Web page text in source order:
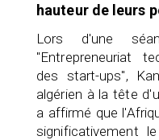
hauteur de leurs
Lors d'une
"Entrepreneuriat
des start-ups",
algérien à la tête
a affirmé que
significativement